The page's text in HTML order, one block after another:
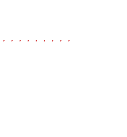
・・・・・・・・